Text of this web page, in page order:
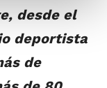
desde el
deportista
de